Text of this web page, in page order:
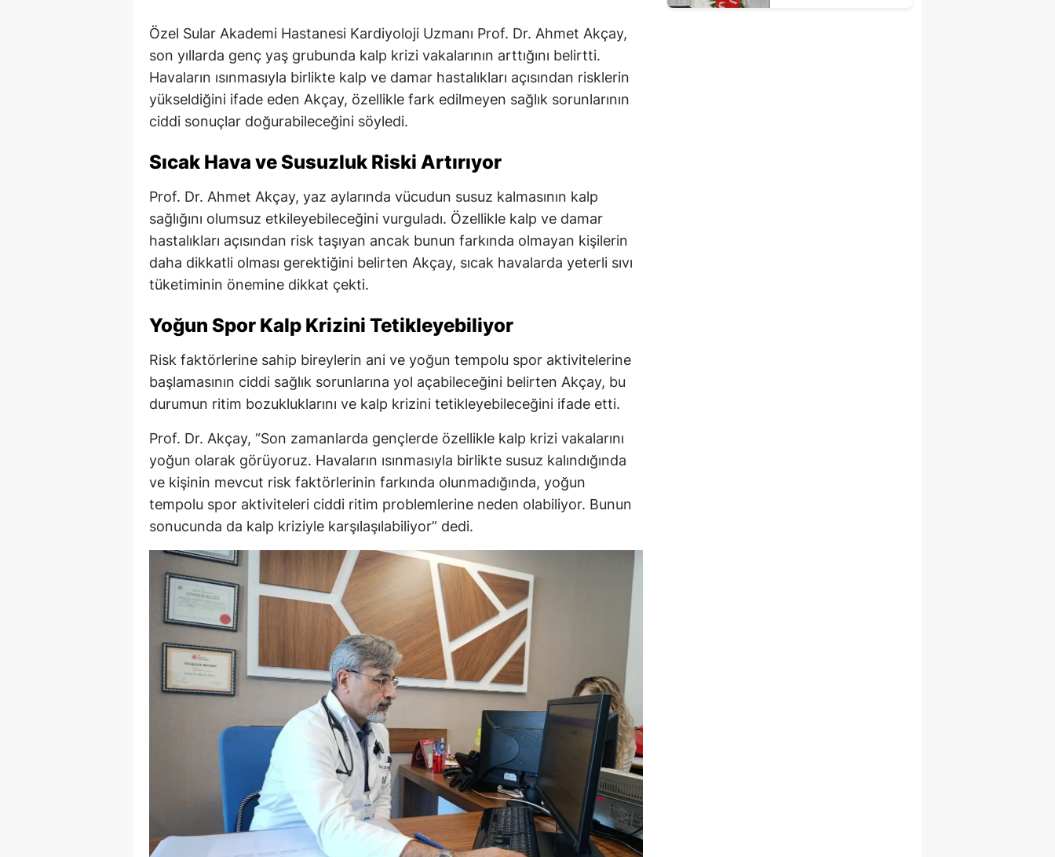
Özel Sular Akademi Hastanesi Kardiyoloji Uzmanı Prof. Dr. Ahmet Akçay,
son yıllarda genç yaş grubunda kalp krizi vakalarının arttığını belirtti.
Havaların ısınmasıyla birlikte kalp ve damar hastalıkları açısından risklerin
yükseldiğini ifade eden Akçay, özellikle fark edilmeyen sağlık sorunlarının
ciddi sonuçlar doğurabileceğini söyledi.
Sıcak Hava ve Susuzluk Riski Artırıyor
Prof. Dr. Ahmet Akçay, yaz aylarında vücudun susuz kalmasının kalp
sağlığını olumsuz etkileyebileceğini vurguladı. Özellikle kalp ve damar
hastalıkları açısından risk taşıyan ancak bunun farkında olmayan kişilerin
daha dikkatli olması gerektiğini belirten Akçay, sıcak havalarda yeterli sıvı
tüketiminin önemine dikkat çekti.
Yoğun Spor Kalp Krizini Tetikleyebiliyor
Risk faktörlerine sahip bireylerin ani ve yoğun tempolu spor aktivitelerine
başlamasının ciddi sağlık sorunlarına yol açabileceğini belirten Akçay, bu
durumun ritim bozukluklarını ve kalp krizini tetikleyebileceğini ifade etti.
Prof. Dr. Akçay, “Son zamanlarda gençlerde özellikle kalp krizi vakalarını
yoğun olarak görüyoruz. Havaların ısınmasıyla birlikte susuz kalındığında
ve kişinin mevcut risk faktörlerinin farkında olunmadığında, yoğun
tempolu spor aktiviteleri ciddi ritim problemlerine neden olabiliyor. Bunun
sonucunda da kalp kriziyle karşılaşılabiliyor” dedi.